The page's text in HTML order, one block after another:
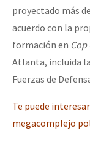
Fotorreportaje
Video
Otras secciones
Semillero Guerra
Libros para
[25 abr – CDMX]
proyectado más
acuerdo con la
formación en Cop
Atlanta, incluida
Fuerzas de
Te puede
megacomplejo